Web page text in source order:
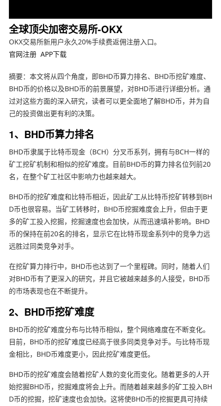
全球顶尖加密交易所-OKX
OKX交易所新用户永久20%手续费返佣注册入口。
官网注册 APP下载
摘要：本文将从四个角度，即BHD币算力排名、BHD币挖矿难度、
BHD币的价格以及BHD币的前景展望，对BHD币进行详细分析。通
过对这些方面的深入研究，读者可以更全面地了解BHD币，并为自
己的投资做出更有利的决策。
1、BHD币算力排名
BHD币隶属于比特币现金（BCH）分叉币系列，拥有与BCH一样的
矿工挖矿机制和相似的挖矿难度。目前BHD币的算力排名位列前20
名，在整个矿工社区中影响力也越来越大。
BHD币的挖矿难度和比特币相近，因此矿工从比特币挖矿转移到BH
D币也很容易。当矿工转移时，BHD币挖掘难度会上升，但由于更
多的矿工投入挖掘，挖掘速度也会加快，从而迅速填补影响。BHD
币的保持在前20名的排名，显示它在比特币现金系列中的竞争力远
远胜过同类竞争对手。
在挖矿算力排行中，BHD币也达到了一个里程碑。同时，随着人们
对BHD币有了更深入的研究，并且它被越来越多的人接受，BHD币
的市场表现也在不断提升。
2、BHD币挖矿难度
BHD币的挖矿难度分布与比特币相似，整个网络难度在不断变化。
目前，BHD币的挖矿难度已经高于很多同类竞争对手。与比特币现
金相比，BHD币难度更小，因此挖矿难度更低。
BHD币的挖矿难度会随着挖矿人数的变化而变化。随着更多的人开
始挖掘BHD币，挖掘难度将会上升。而随着越来越多的矿工投入BH
D币的挖掘，挖矿速度也会加快。这将使BHD币的挖掘更具可持续